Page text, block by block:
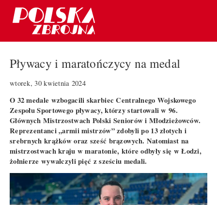
Pływacy i maratończycy na medal
wtorek, 30 kwietnia 2024
O 32 medale wzbogacili skarbiec Centralnego Wojskowego
Zespołu Sportowego pływacy, którzy startowali w 96.
Głównych Mistrzostwach Polski Seniorów i Młodzieżowców.
Reprezentanci „armii mistrzów” zdobyli po 13 złotych i
srebrnych krążków oraz sześć brązowych. Natomiast na
mistrzostwach kraju w maratonie, które odbyły się w Łodzi,
żołnierze wywalczyli pięć z sześciu medali.